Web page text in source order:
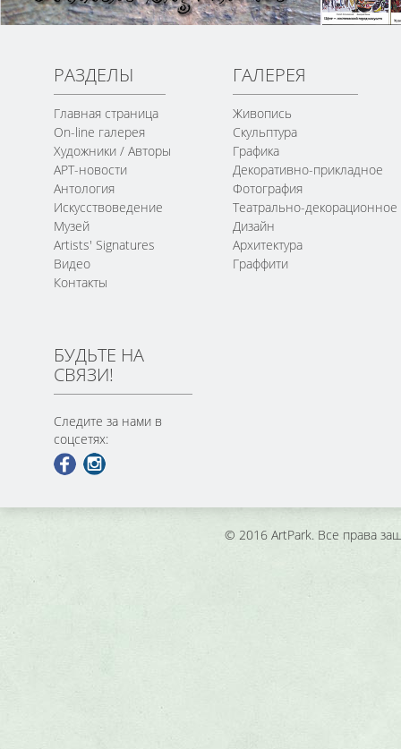
РАЗДЕЛЫ
Главная страница
On-line галерея
Художники / Авторы
АРТ-новости
Антология
Искусствоведение
Музей
Artists' Signatures
Видео
Контакты
ГАЛЕРЕЯ
Живопись
Скульптура
Графика
Декоративно-прикладное
Фотография
Театрально-декорационное
Дизайн
Архитектура
Граффити
БУДЬТЕ НА
СВЯЗИ!
Следите за нами в
соцсетях:
© 2016 ArtPark. Все права